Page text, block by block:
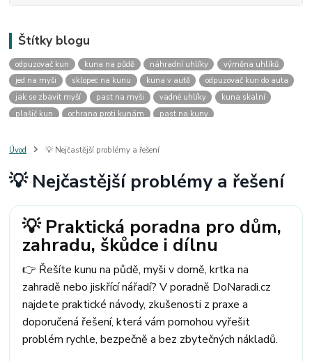
Štítky blogu
odpuzovač kun kuna na půdě náhradní uhlíky
výměna uhlíků
jed na myši
sklopec na kunu kuna v autě
odpuzovač kun do auta
jak se zbavit myší
past na myši vadné uhlíky
kuna skalní
plašič kun
ochrana proti kunám
past na kuny
past na kunu
myši v domě odpuzovač myší
štěnice
štěnice v hotelu jak se zbavit kuny
kuna ve střeše
mravenci a mšice
uhlíky do nářadí
uhlíky do nařadí
uhlíky do vysavače
uhlíky do pračky uhlíky do
uhlíky parkside
uhlíky ferm uhlíky makita
uhlíkové kartáče
kde sehnat uhlíky
kde koupit uhlíky
Úvod 💡 Nejčastější problémy a řešení
💡 Nejčastější problémy a řešení
💡 Praktická poradna pro dům,
zahradu, škůdce i dílnu
👉 Řešíte kunu na půdě, myši v domě, krtka na
zahradě nebo jiskřící nářadí? V poradně DoNaradi.cz
najdete praktické návody, zkušenosti z praxe a
doporučená řešení, která vám pomohou vyřešit
problém rychle, bezpečně a bez zbytečných nákladů.